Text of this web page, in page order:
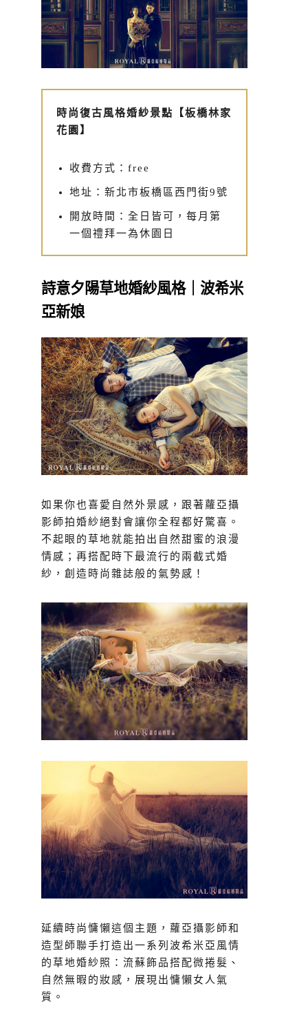
時尚復古風格婚紗景點【板橋林家
花園】
收費方式：free
地址：新北市板橋區西門街9號
開放時間：全日皆可，每月第
一個禮拜一為休園日
詩意夕陽草地婚紗風格｜波希米
亞新娘
如果你也喜愛自然外景感，跟著蘿亞攝
影師拍婚紗絕對會讓你全程都好驚喜。
不起眼的草地就能拍出自然甜蜜的浪漫
情感；再搭配時下最流行的兩截式婚
紗，創造時尚雜誌般的氣勢感！
延續時尚慵懶這個主題，蘿亞攝影師和
造型師聯手打造出一系列波希米亞風情
的草地婚紗照：流蘇飾品搭配微捲髮、
自然無暇的妝感，展現出慵懶女人氣
質。